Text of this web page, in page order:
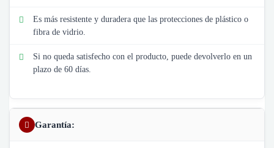
Es más resistente y duradera que las protecciones de plástico o
fibra de vidrio.
Si no queda satisfecho con el producto, puede devolverlo en un
plazo de 60 días.
Garantía: